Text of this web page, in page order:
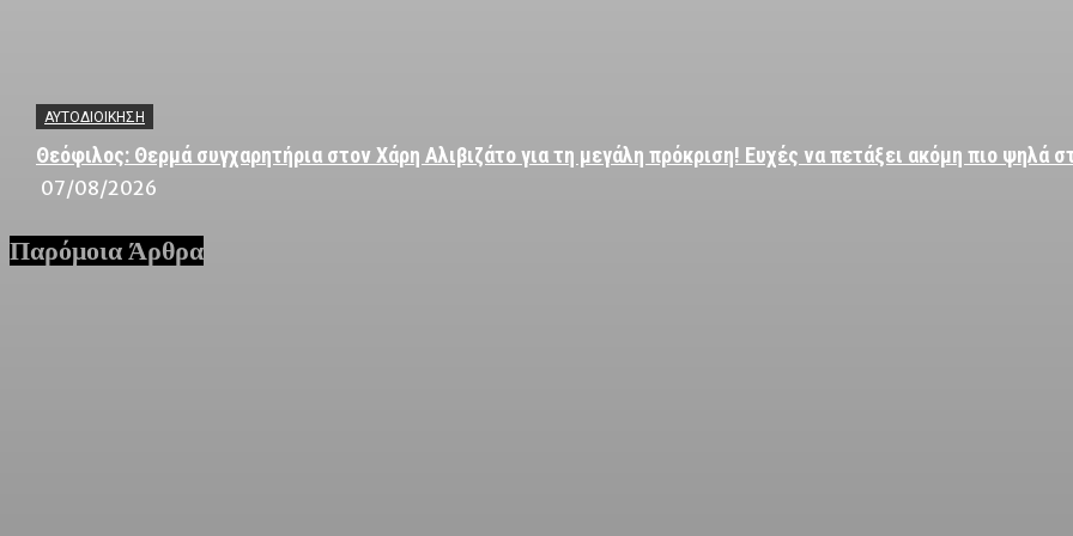
ΑΥΤΟΔΙΟΙΚΗΣΗ
Θεόφιλος: Θερμά συγχαρητήρια στον Χάρη Αλιβιζάτο για τη μεγάλη πρόκριση! Ευχές να πετάξει ακόμη πιο ψηλά
07/08/2026
Παρόμοια Άρθρα